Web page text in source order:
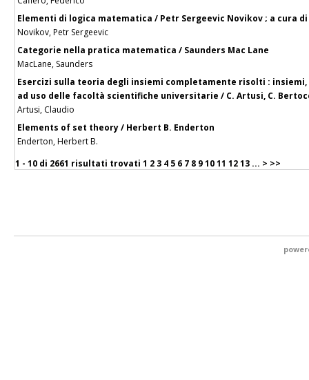
Elementi di logica matematica / Petr Sergeevic Novikov ; a cura
Novikov, Petr Sergeevic
Categorie nella pratica matematica / Saunders Mac Lane
MacLane, Saunders
Esercizi sulla teoria degli insiemi completamente risolti :
ad uso delle facoltà scientifiche universitarie / C. Artusi, C.
Artusi, Claudio
Elements of set theory / Herbert B. Enderton
Enderton, Herbert B.
1 - 10 di 2661 risultati trovati 1 2 3 4 5 6 7 8 91011 1213 ... > >>